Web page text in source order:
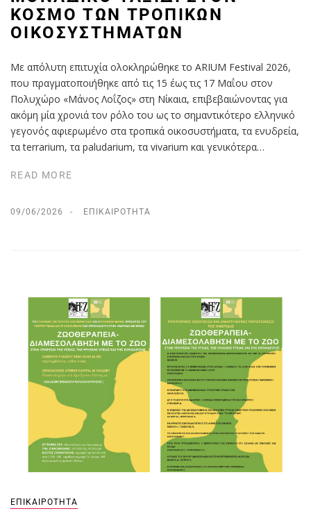
ΚΌΣΜΟ ΤΩΝ ΤΡΟΠΙΚΏΝ
ΟΙΚΟΣΥΣΤΗΜΆΤΩΝ
Με απόλυτη επιτυχία ολοκληρώθηκε το ARIUM Festival 2026,
που πραγματοποιήθηκε από τις 15 έως τις 17 Μαΐου στον
Πολυχώρο «Μάνος Λοΐζος» στη Νίκαια, επιβεβαιώνοντας για
ακόμη μία χρονιά τον ρόλο του ως το σημαντικότερο ελληνικό
γεγονός αφιερωμένο στα τροπικά οικοσυστήματα, τα ενυδρεία,
τα terrarium, τα paludarium, τα vivarium και γενικότερα…
READ MORE
09/06/2026 ΕΠΙΚΑΙΡΌΤΗΤΑ
ΕΠΙΚΑΙΡΌΤΗΤΑ